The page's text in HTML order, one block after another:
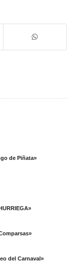
de Piñata»
del Carnaval»